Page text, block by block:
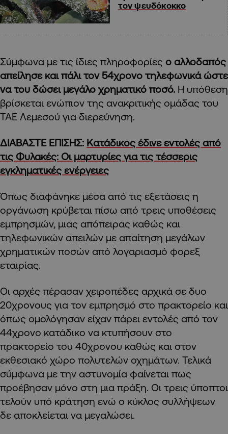
τον ψευδόκοκκο
Σύμφωνα με τις ίδιες πληροφορίες ο αλλοδαπός
απείλησε και πάλι τον 54χρονο τηλεφωνικά ώστε
να του δώσει μεγάλο χρηματικό ποσό. Η υπόθεση
βρίσκεται ενώπιον της ανακριτικής ομάδας του
ΤΑΕ Λεμεσού για διερεύνηση.
ΔΙΑΒΑΣΤΕ ΕΠΙΣΗΣ: Κατάδικος έδινε εντολές από
τις Φυλακές: Οι μαρτυρίες για τις τέσσερις
εγκληματικές ενέργειες
Όπως διαφάνηκε μέσα από τις εξετάσεις η
οργάνωση κρύβεται πίσω από τρεις υποθέσεις
εμπρησμών, μιας απόπειρας καθώς και
τηλεφωνικών απειλών με απαίτηση μεγάλων
χρηματικών ποσών από λογαριασμό φορεξ
εταιρίας.
Οι αρχές πέρασαν χειροπέδες αρχικά σε δυο
20χρονους για τον εμπρησμό στο πρακτορείο και
όπως ομολόγησαν είχαν πάρει εντολές από τον
44χρονο κατάδικο να κτυπήσουν στο
πρακτορείο του 40χρονου καθώς και στον
εκθεσιακό χώρο πολυτελών οχημάτων. Τελικά
σύμφωνα με την αστυνομία φαίνεται πως
προέβησαν μόνο στη μια πράξη. Οι τρεις ύποπτοι
τελούν υπό κράτηση ενώ ο κύκλος συλλήψεων
δε αποκλείεται να μεγαλώσει.